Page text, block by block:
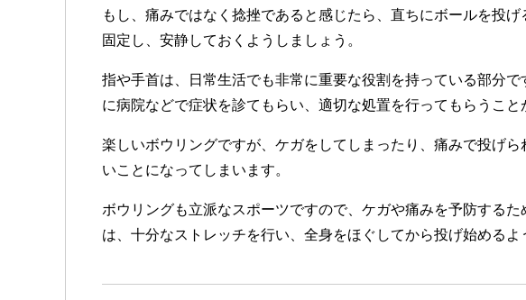
もし、痛みではなく捻挫であると感じたら、直ちにボールを投
固定し、安静しておくようしましょう。
指や手首は、日常生活でも非常に重要な役割を持っている部分
に病院などで症状を診てもらい、適切な処置を行ってもらうこと
楽しいボウリングですが、ケガをしてしまったり、痛みで投げ
いことになってしまいます。
ボウリングも立派なスポーツですので、ケガや痛みを予防する
は、十分なストレッチを行い、全身をほぐしてから投げ始めるよ